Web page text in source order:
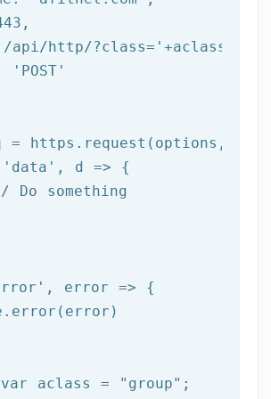
,
api/http/?class=' +aclass+
'POST'
= https.request(options,
'data' , d => {
Do something
, error => {
aclass = "group" ;